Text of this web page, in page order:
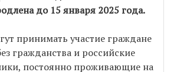
до 15 января 2025 года.
принимать участие граждане
гражданства и российские
постоянно проживающие на